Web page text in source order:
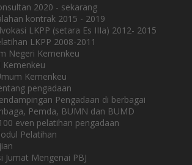
2020 - sekarang
kontrak 2015 - 2019
LKPP (setara Es IIIa) 2012- 2015
LKPP 2008-2011
Negeri Kemenkeu
Kemenkeu
Kemenkeu
pengadaan
Pengadaan di berbagai
Pemda, BUMN dan BUMD
even pelatihan pengadaan
Pelatihan
Jumat Mengenai PBJ